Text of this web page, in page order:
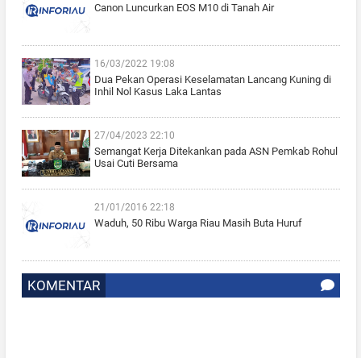
Canon Luncurkan EOS M10 di Tanah Air
16/03/2022 19:08
Dua Pekan Operasi Keselamatan Lancang Kuning di
Inhil Nol Kasus Laka Lantas
27/04/2023 22:10
Semangat Kerja Ditekankan pada ASN Pemkab Rohul
Usai Cuti Bersama
21/01/2016 22:18
Waduh, 50 Ribu Warga Riau Masih Buta Huruf
KOMENTAR